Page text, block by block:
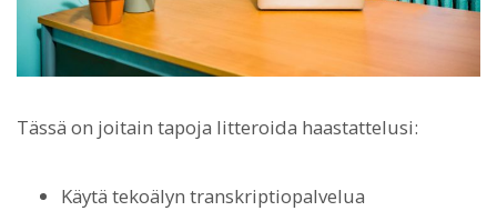
Tässä on joitain tapoja litteroida haastattelusi:
Käytä tekoälyn transkriptiopalvelua